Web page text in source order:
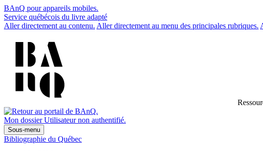
BAnQ pour appareils mobiles.
Service québécois du livre adapté
Aller directement au contenu. Aller directement au menu des principales rubriques.
Mon dossier Utilisateur non authentifié.
Sous-menu
Bibliographie du Québec